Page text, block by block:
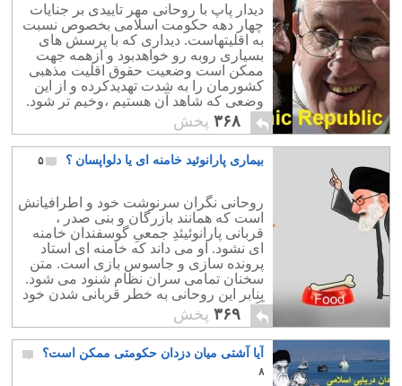
غذایی در ایران نگران کننده و نابود شده
است
دیدار پاپ با روحانی مهر تاییدی بر جنایات
چهار دهه حکومت اسلامی بخصوص نسبت
به اقلیتهاست. دیداری که با پرسش های
بسیاری روبه رو خواهدبود و ازهمه جهت
ممکن است وضعیت حقوق اقلیت مذهبی
کشورمان را به شدت تهدیدکرده و از این
وضعی که شاهد آن هستیم ،وخیم تر شود.
و از طرفی چهره واقعی پاپ و مانند او را
نزد جامعه مسیحیت و همچنین مردم ایران
معلوم کند.
۳۶۸ پخش
بیماری پارانوئید خامنه ای یا دلواپسان ؟ ۵
روحانی نگران سرنوشت خود و اطرافیانش
است که همانند بازرگان و بنی صدر ،
قربانی پارانوئیئدِ جمعیِ گوسفندان خامنه
ای نشود. او می داند که خامنه ای استاد
پرونده سازی و جاسوس بازی است. متن
سخنان تمامی سران نظام شنود می شود.
بنابر این روحانی به خطر قربانی شدن خود
آگاه شده است. او بخوبی می داند که خطر
نزدیک شدن به امریکا چه پیامدی برایش
خواهد داشت.
۳۶۹ پخش
آیا آشتی میان دزدان حکومتی ممکن است؟
۸